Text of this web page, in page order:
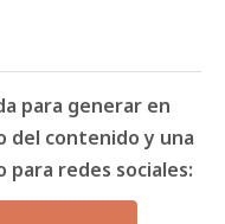
para generar en
del contenido y una
redes sociales: